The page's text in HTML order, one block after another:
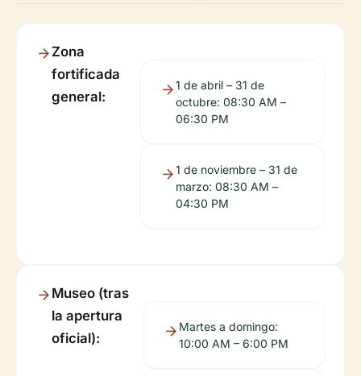
Zona
fortificada
general:
1 de abril – 31 de
octubre: 08:30 AM –
06:30 PM
1 de noviembre – 31 de
marzo: 08:30 AM –
04:30 PM
Museo (tras
la apertura
oficial):
Martes a domingo:
10:00 AM – 6:00 PM